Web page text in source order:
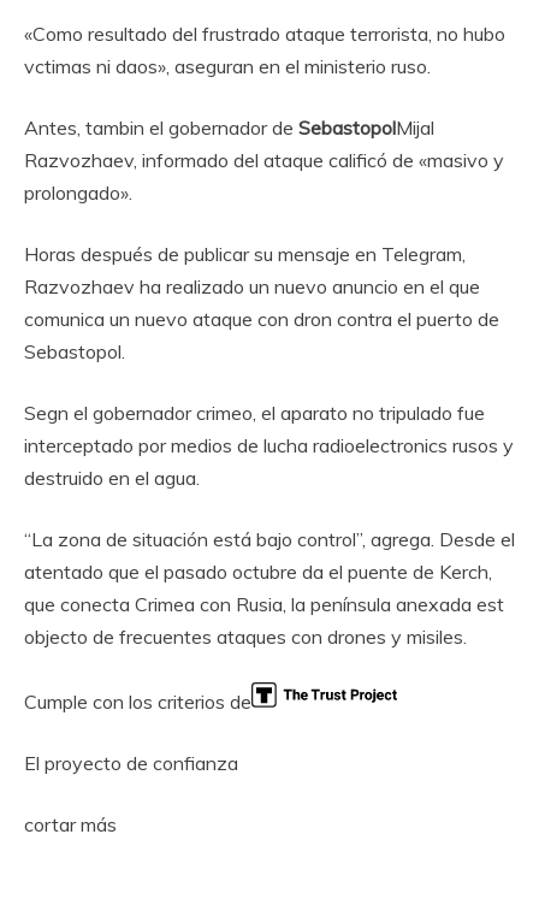
«Como resultado del frustrado ataque terrorista, no hubo
vctimas ni daos», aseguran en el ministerio ruso.
Antes, tambin el gobernador de SebastopolMijal
Razvozhaev, informado del ataque calificó de «masivo y
prolongado».
Horas después de publicar su mensaje en Telegram,
Razvozhaev ha realizado un nuevo anuncio en el que
comunica un nuevo ataque con dron contra el puerto de
Sebastopol.
Segn el gobernador crimeo, el aparato no tripulado fue
interceptado por medios de lucha radioelectronics rusos y
destruido en el agua.
“La zona de situación está bajo control”, agrega. Desde el
atentado que el pasado octubre da el puente de Kerch,
que conecta Crimea con Rusia, la península anexada est
objecto de frecuentes ataques con drones y misiles.
Cumple con los criterios de
El proyecto de confianza
cortar más